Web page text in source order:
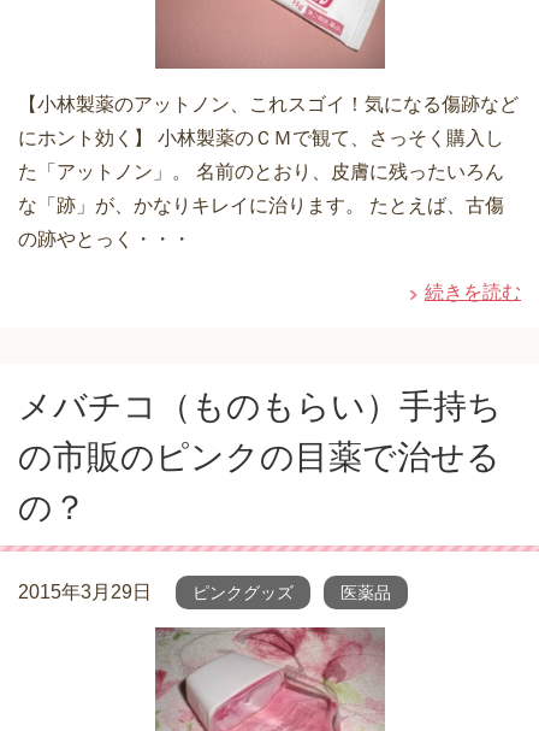
【小林製薬のアットノン、これスゴイ！気になる傷跡など
にホント効く】 小林製薬のＣＭで観て、さっそく購入し
た「アットノン」。 名前のとおり、皮膚に残ったいろん
な「跡」が、かなりキレイに治ります。 たとえば、古傷
の跡やとっく・・・
続きを読む
メバチコ（ものもらい）手持ち
の市販のピンクの目薬で治せる
の？
2015年3月29日 ピンクグッズ 医薬品